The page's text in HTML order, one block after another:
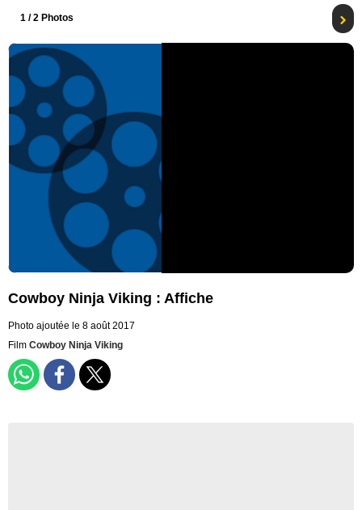
1 / 2 Photos
Cowboy Ninja Viking : Affiche
Photo ajoutée le 8 août 2017
Film Cowboy Ninja Viking